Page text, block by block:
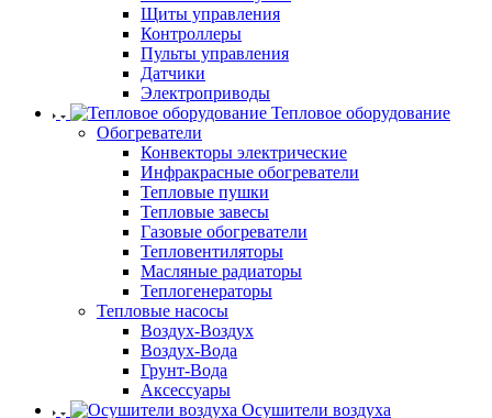
Щиты управления
Контроллеры
Пульты управления
Датчики
Электроприводы
Тепловое оборудование
Обогреватели
Конвекторы электрические
Инфракрасные обогреватели
Тепловые пушки
Тепловые завесы
Газовые обогреватели
Тепловентиляторы
Масляные радиаторы
Теплогенераторы
Тепловые насосы
Воздух-Воздух
Воздух-Вода
Грунт-Вода
Аксессуары
Осушители воздуха